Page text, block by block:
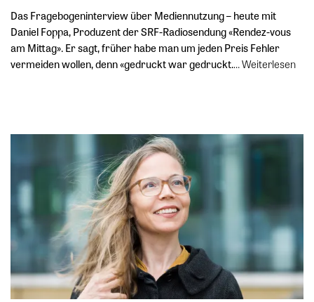
Das Fragebogeninterview über Mediennutzung – heute mit
Daniel Foppa, Produzent der SRF-Radiosendung «Rendez-vous
am Mittag». Er sagt, früher habe man um jeden Preis Fehler
vermeiden wollen, denn «gedruckt war gedruckt.…Weiterlesen